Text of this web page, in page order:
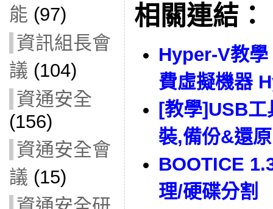
能 (97)
資訊組長會
議 (104)
資通安全
(156)
資通安全會
議 (15)
相關連結：
Hyper-V教
費虛擬機器
[教學]USB工
裝,備份&還
BOOTICE
理/硬碟分割